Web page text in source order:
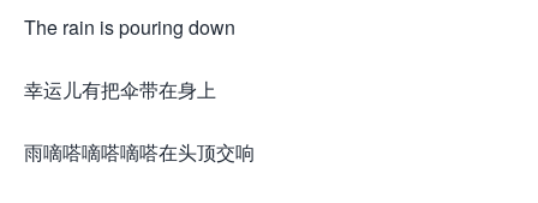
The rain is pouring down
幸运儿有把伞带在身上
雨嘀嗒嘀嗒嘀嗒在头顶交响